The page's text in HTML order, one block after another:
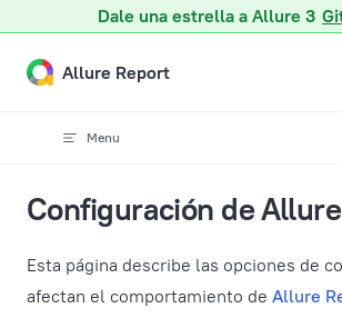
Dale una estrella a Allure 3
Skip to content
Allure Report
Menu
Configuración de
Esta página describe las opciones de
afectan el comportamiento de Allure